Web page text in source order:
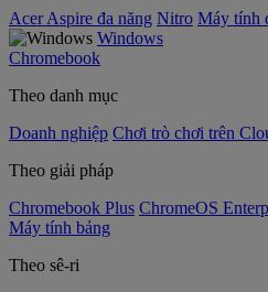
Acer Aspire đa năng Nitro Máy tính
Windows
Chromebook
Theo danh mục
Doanh nghiệp Chơi trò chơi trên
Theo giải pháp
Chromebook Plus ChromeOS
Máy tính bảng
Theo sê-ri